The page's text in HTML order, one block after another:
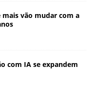
mais vão mudar com a
com IA se expandem